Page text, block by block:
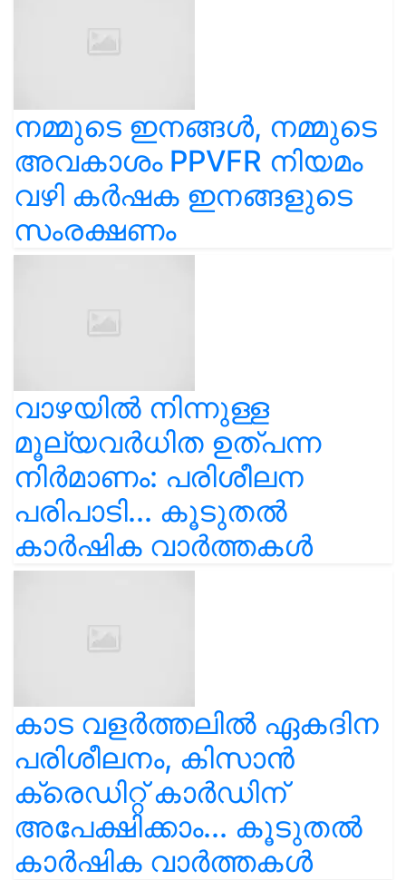
നമ്മുടെ ഇനങ്ങൾ, നമ്മുടെ
അവകാശം PPVFR നിയമം
വഴി കർഷക ഇനങ്ങളുടെ
സംരക്ഷണം
വാഴയിൽ നിന്നുള്ള
മൂല്യവർധിത ഉത്പന്ന
നിർമാണം: പരിശീലന
പരിപാടി... കൂടുതൽ
കാർഷിക വാർത്തകൾ
കാട വളര്‍ത്തലിൽ ഏകദിന
പരിശീലനം, കിസാൻ
ക്രെഡിറ്റ് കാർഡിന്
അപേക്ഷിക്കാം... കൂടുതൽ
കാർഷിക വാർത്തകൾ